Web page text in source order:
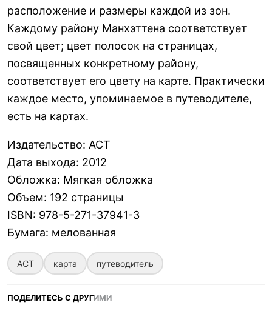
расположение и размеры каждой из зон.
Каждому району Манхэттена соответствует
свой цвет; цвет полосок на страницах,
посвященных конкретному району,
соответствует его цвету на карте. Практически
каждое место, упоминаемое в путеводителе,
есть на картах.
Издательство: АСТ
Дата выхода: 2012
Обложка: Мягкая обложка
Объем: 192 страницы
ISBN: 978-5-271-37941-3
Бумага: мелованная
АСТ карта путеводитель
ПОДЕЛИТЕСЬ С ДРУГИМИ